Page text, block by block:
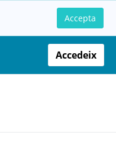
Accepta
Accedeix